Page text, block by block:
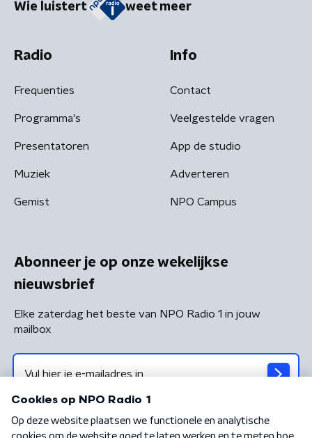
Wie luistert weet meer
Radio
Frequenties
Programma's
Presentatoren
Muziek
Gemist
Info
Contact
Veelgestelde vragen
App de studio
Adverteren
NPO Campus
Abonneer je op onze wekelijkse
nieuwsbrief
Elke zaterdag het beste van NPO Radio 1 in jouw
mailbox